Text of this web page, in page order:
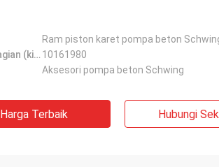
Ram piston karet pompa beton
Nomor bagian (kiri): 10161980
Aksesori pompa beton Schwing
Harga Terbaik Hubungi